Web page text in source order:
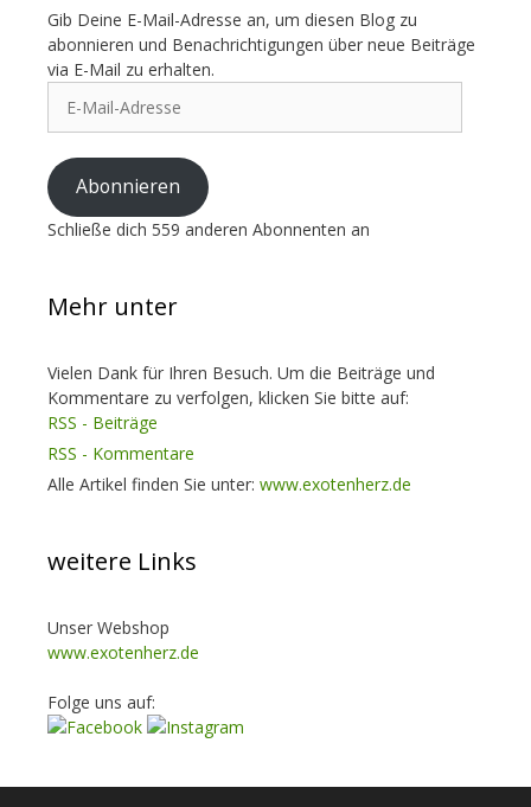
Gib Deine E-Mail-Adresse an, um diesen Blog zu
abonnieren und Benachrichtigungen über neue Beiträge
via E-Mail zu erhalten.
Mail-
Abonnieren
Schließe dich 559 anderen Abonnenten an
Mehr unter
Vielen Dank für Ihren Besuch. Um die Beiträge und
Kommentare zu verfolgen, klicken Sie bitte auf:
RSS - Beiträge
RSS - Kommentare
Alle Artikel finden Sie unter: www.exotenherz.de
weitere Links
Unser Webshop
www.exotenherz.de
Folge uns auf: